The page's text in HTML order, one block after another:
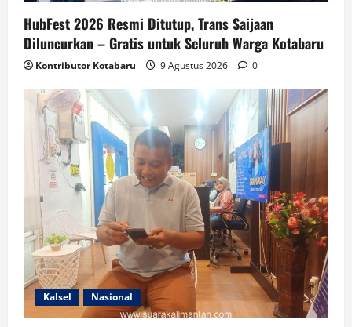
HubFest 2026 Resmi Ditutup, Trans Saijaan
Diluncurkan – Gratis untuk Seluruh Warga Kotabaru
Kontributor Kotabaru 9 Agustus 2026 0
Kalsel Nasional